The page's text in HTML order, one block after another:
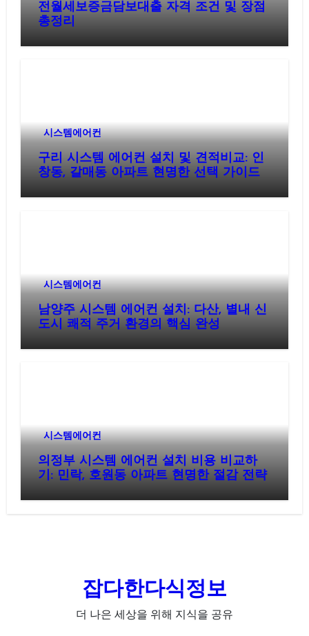
전월세보증금담보대출 자격 조건 및 장점
총정리
시스템에어컨
구리 시스템 에어컨 설치 및 견적비교: 인
창동, 갈매동 아파트 현명한 선택 가이드
시스템에어컨
남양주 시스템 에어컨 설치: 다산, 별내 신
도시 쾌적 주거 환경의 핵심 완성
시스템에어컨
의정부 시스템 에어컨 설치 비용 비교하
기: 민락, 호원동 아파트 현명한 절감 전략
잡다한다식정보
더 나은 세상을 위해 지식을 공유